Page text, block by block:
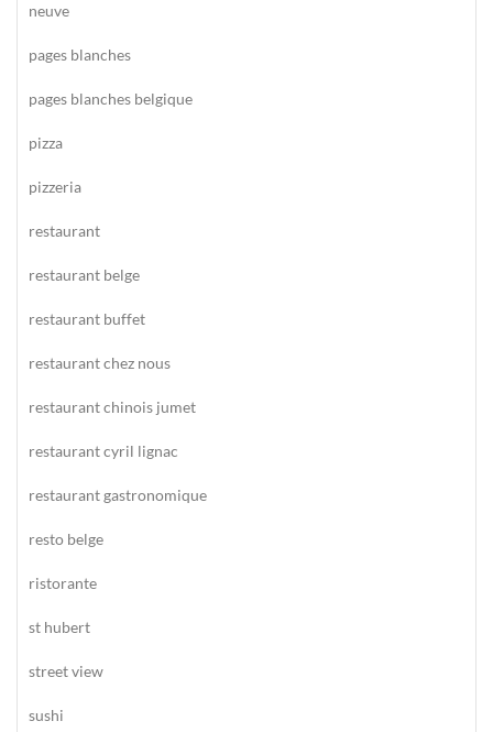
neuve
pages blanches
pages blanches belgique
pizza
pizzeria
restaurant
restaurant belge
restaurant buffet
restaurant chez nous
restaurant chinois jumet
restaurant cyril lignac
restaurant gastronomique
resto belge
ristorante
st hubert
street view
sushi